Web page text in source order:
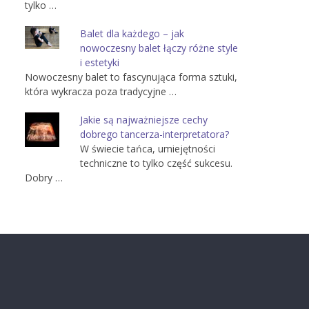
tylko …
Balet dla każdego – jak
nowoczesny balet łączy różne style
i estetyki
Nowoczesny balet to fascynująca forma sztuki,
która wykracza poza tradycyjne …
Jakie są najważniejsze cechy
dobrego tancerza-interpretatora?
W świecie tańca, umiejętności
techniczne to tylko część sukcesu.
Dobry …